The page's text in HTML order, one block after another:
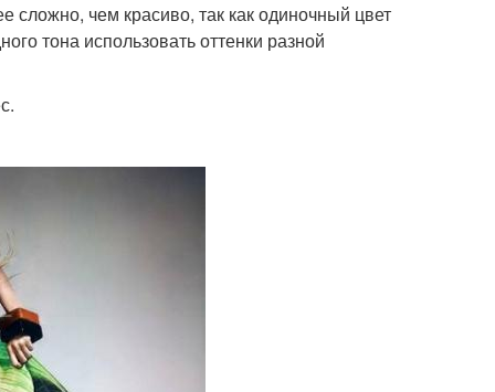
чем красиво, так как одиночный цвет
тона использовать оттенки разной